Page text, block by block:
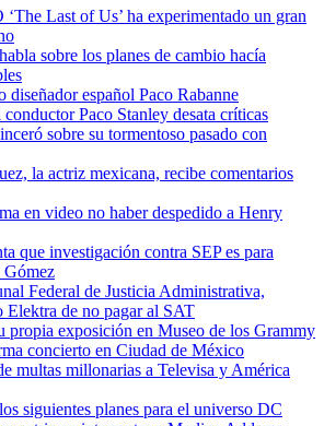
Last of Us’ ha experimentado un gran
sobre los planes de cambio hacía
diseñador español Paco Rabanne
Paco Stanley desata críticas
sobre su tormentoso pasado con
la actriz mexicana, recibe comentarios
en video no haber despedido a Henry
que investigación contra SEP es para
Gómez
Federal de Justicia Administrativa,
Elektra de no pagar al SAT
propia exposición en Museo de los Grammy
concierto en Ciudad de México
multas millonarias a Televisa y América
siguientes planes para el universo DC